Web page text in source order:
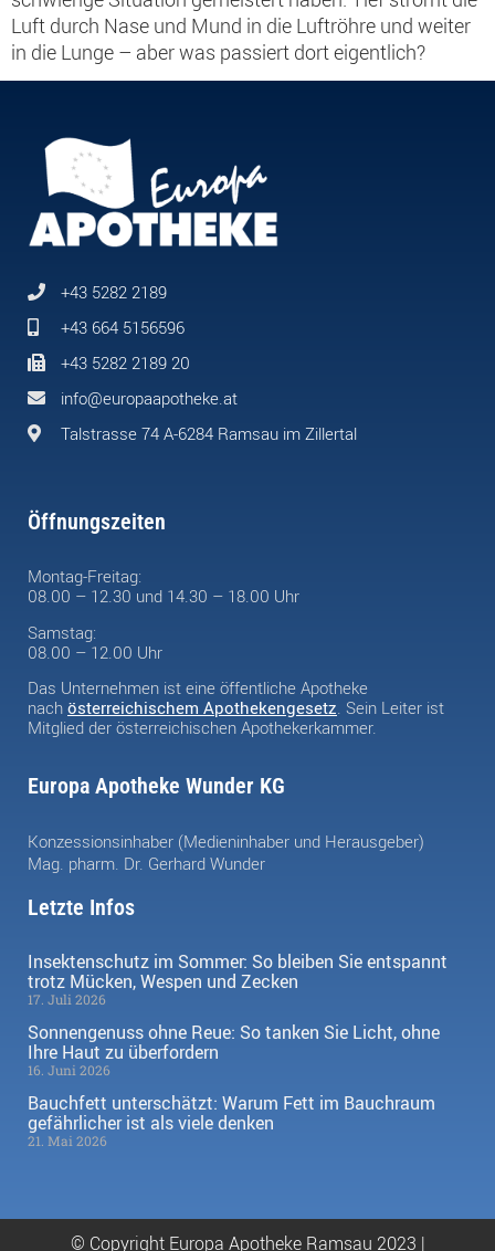
Luft durch Nase und Mund in die Luftröhre und weiter
in die Lunge – aber was passiert dort eigentlich?
+43 5282 2189
+43 664 5156596
+43 5282 2189 20
info@europaapotheke.at
Talstrasse 74 A-6284 Ramsau im Zillertal
Öffnungszeiten
Montag-Freitag:
08.00 – 12.30 und 14.30 – 18.00 Uhr
Samstag:
08.00 – 12.00 Uhr
Das Unternehmen ist eine öffentliche Apotheke
nach österreichischem Apothekengesetz. Sein Leiter ist
Mitglied der österreichischen Apothekerkammer.
Europa Apotheke Wunder KG
Konzessionsinhaber (Medieninhaber und Herausgeber)
Mag. pharm. Dr. Gerhard Wunder
Letzte Infos
Insektenschutz im Sommer: So bleiben Sie entspannt
trotz Mücken, Wespen und Zecken
17. Juli 2026
Sonnengenuss ohne Reue: So tanken Sie Licht, ohne
Ihre Haut zu überfordern
16. Juni 2026
Bauchfett unterschätzt: Warum Fett im Bauchraum
gefährlicher ist als viele denken
21. Mai 2026
© Copyright Europa Apotheke Ramsau 2023 |